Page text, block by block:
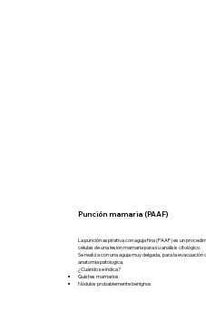
Punción mamaria (PAAF)
La punción aspirativa con aguja fina (PAAF) es un
células de una lesión mamaria para su análisis citológico.
Se realiza con una aguja muy delgada, para la evacuación
anatomia patologica.
¿Cuándo se indica?
Quistes mamarios
Nódulos probablemente benignos